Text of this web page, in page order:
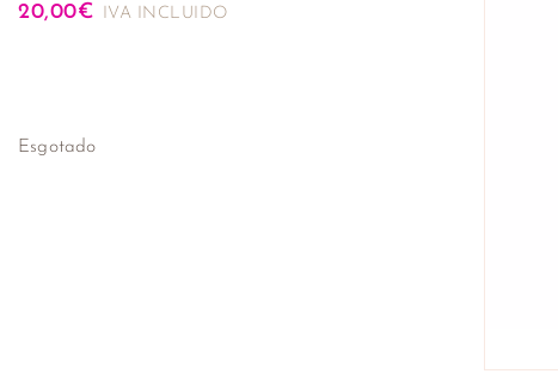
20,00€ IVA INCLUIDO
Esgotado